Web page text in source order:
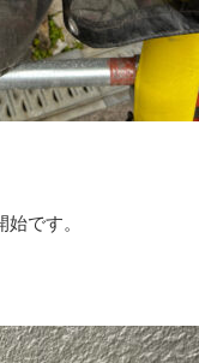
です。